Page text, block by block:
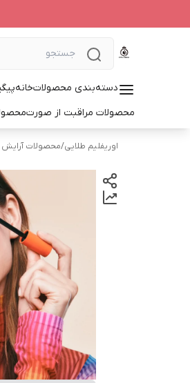
دسته‌بندی محصولاتخانه
محصولات مراقبت از صورت
اوریفلیم طلایی/محصولات